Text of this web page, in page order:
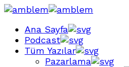
Ana Sayfa
Podcast
Tüm Yazılar
Pazarlama